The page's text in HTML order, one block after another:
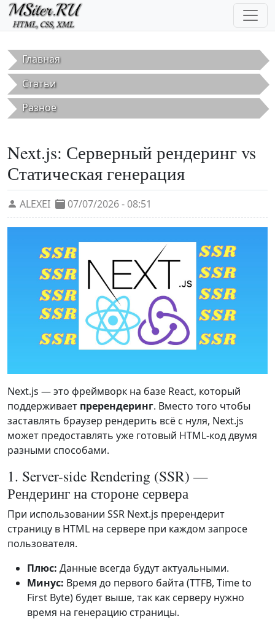
Перейти к основному содержанию
Главная
Статьи
Разное
Next.js: Серверный рендеринг vs
Статическая генерация
ALEXEI 07/07/2026 - 08:51
Next.js — это фреймворк на базе React, который
поддерживает пререндеринг. Вместо того чтобы
заставлять браузер рендерить всё с нуля, Next.js
может предоставлять уже готовый HTML-код двумя
разными способами.
1. Server-side Rendering (SSR) —
Рендеринг на стороне сервера
При использовании SSR Next.js пререндерит
страницу в HTML на сервере при каждом запросе
пользователя.
Плюс: Данные всегда будут актуальными.
Минус: Время до первого байта (TTFB, Time to
First Byte) будет выше, так как серверу нужно
время на генерацию страницы.